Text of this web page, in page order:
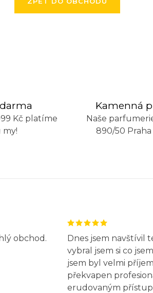
Kč platíme
my!
Kamenná
Naše
890/50
obchod.
Dnes jsem navštívil
vybral jsem si co
jsem byl velmi
překvapen
erudovaným